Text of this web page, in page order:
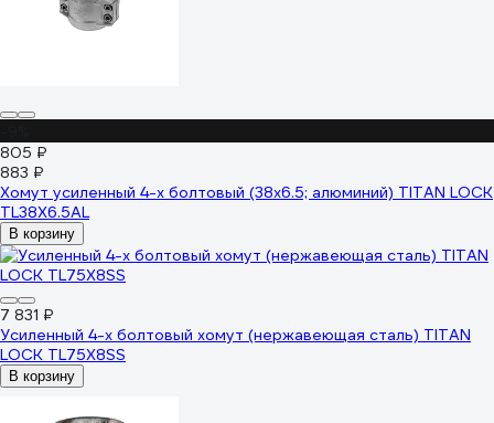
805 ₽
883 ₽
Хомут усиленный 4-х болтовый (38х6.5; алюминий) TITAN LOCK
TL38X6.5AL
В корзину
7 831 ₽
Усиленный 4-х болтовый хомут (нержавеющая сталь) TITAN
LOCK TL75X8SS
В корзину